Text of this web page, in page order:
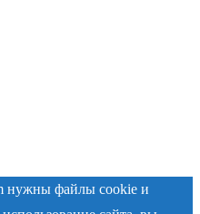
нужны файлы cookie и